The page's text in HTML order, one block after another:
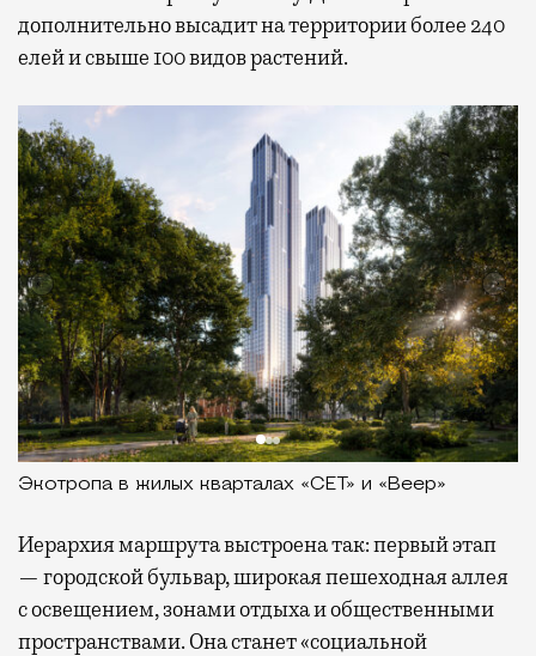
дополнительно высадит на территории более 240
елей и свыше 100 видов растений.
Экотропа в жилых кварталах «СЕТ» и «Веер»
Иерархия маршрута выстроена так: первый этап
— городской бульвар, широкая пешеходная аллея
с освещением, зонами отдыха и общественными
пространствами. Она станет «социальной